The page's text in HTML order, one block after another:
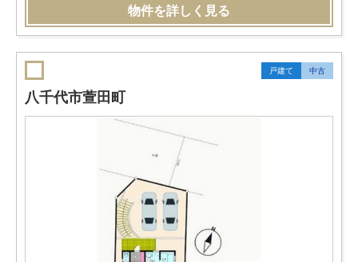
物件を詳しく見る
戸建て 中古
八千代市萱田町